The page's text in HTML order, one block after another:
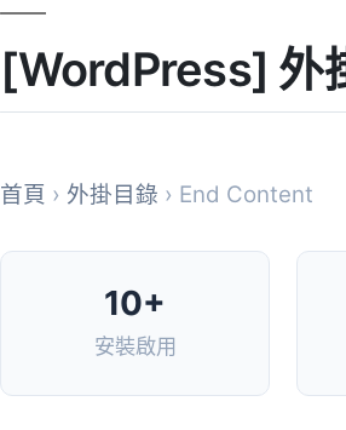
[WordPress] 外
首頁 › 外掛目錄 › End Content
10+
安裝啟用